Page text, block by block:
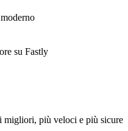
su Fastly
migliori, più veloci e più sicure